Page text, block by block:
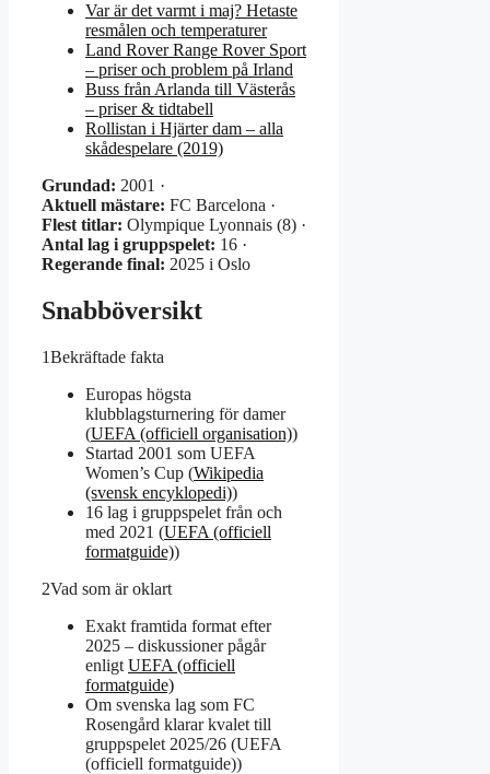
Var är det varmt i maj? Hetaste
resmålen och temperaturer
Land Rover Range Rover Sport
– priser och problem på Irland
Buss från Arlanda till Västerås
– priser & tidtabell
Rollistan i Hjärter dam – alla
skådespelare (2019)
Grundad: 2001 ·
Aktuell mästare: FC Barcelona ·
Flest titlar: Olympique Lyonnais (8) ·
Antal lag i gruppspelet: 16 ·
Regerande final: 2025 i Oslo
Snabböversikt
1Bekräftade fakta
Europas högsta
klubblagsturnering för damer
(UEFA (officiell organisation))
Startad 2001 som UEFA
Women’s Cup (Wikipedia
(svensk encyklopedi))
16 lag i gruppspelet från och
med 2021 (UEFA (officiell
formatguide))
2Vad som är oklart
Exakt framtida format efter
2025 – diskussioner pågår
enligt UEFA (officiell
formatguide)
Om svenska lag som FC
Rosengård klarar kvalet till
gruppspelet 2025/26 (UEFA
(officiell formatguide))